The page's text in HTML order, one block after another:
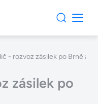
- rozvoz zásilek po Brně a
zásilek po